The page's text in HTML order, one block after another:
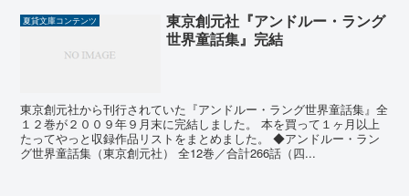
夏貸文庫コンテンツ
東京創元社『アンドルー・ラング
世界童話集』完結
東京創元社から刊行されていた『アンドルー・ラング世界童話集』全
１２巻が２００９年９月末に完結しました。 本を買って１ヶ月以上
たってやっと収録作品リストをまとめました。 ◆アンドルー・ラン
グ世界童話集（東京創元社） 全12巻／合計266話（四...